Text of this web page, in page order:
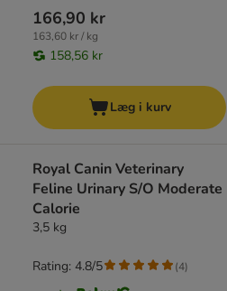
166,90 kr
163,60 kr / kg
158,56 kr
Læg i kurv
Royal Canin Veterinary
Feline Urinary S/O Moderate
Calorie
3,5 kg
Rating: 4.8/5 (4)